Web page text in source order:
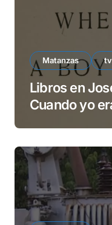
Matanzas
Libros en
Cuando yo